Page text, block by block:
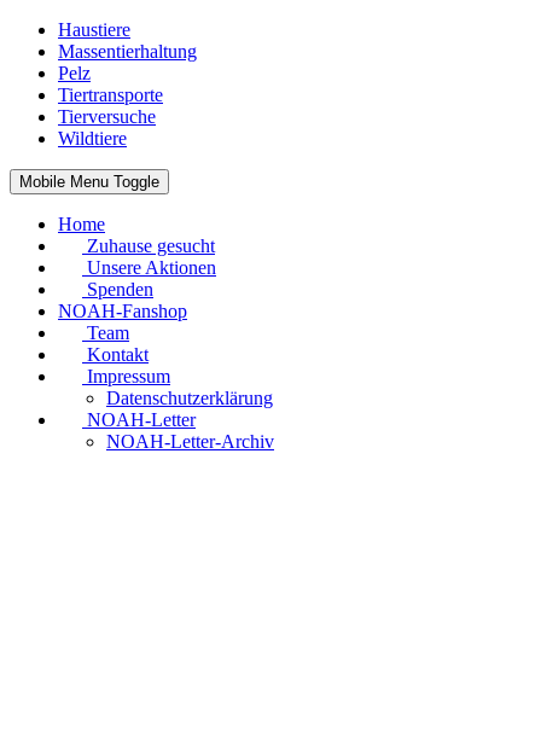
Haustiere
Massentierhaltung
Pelz
Tiertransporte
Tierversuche
Wildtiere
Mobile Menu Toggle
Home
Zuhause gesucht
Unsere Aktionen
Spenden
NOAH-Fanshop
Team
Kontakt
Impressum
Datenschutzerklärung
NOAH-Letter
NOAH-Letter-Archiv